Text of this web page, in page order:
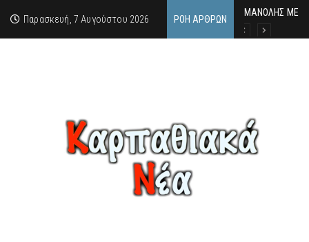
Παρασκευή, 7 Αυγούστου 2026 ΡΟΉ ΆΡΘΡΩΝ
MΑΝΟΛΗΣ
ΕΚΔΗΛΩΣΗ
Κάθε